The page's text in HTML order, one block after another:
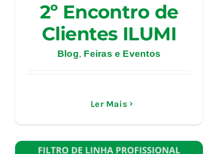
2º Encontro de
Clientes ILUMI
Blog, Feiras e Eventos
Ler Mais